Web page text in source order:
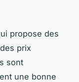
propose des
prix
sont
une bonne